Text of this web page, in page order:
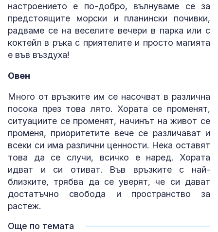
настроението е по-добро, вълнуваме се за
предстоящите морски и планински почивки,
радваме се на веселите вечери в парка или с
коктейл в ръка с приятелите и просто магията
е във въздуха!
Овен
Много от връзките им се насочват в различна
посока през това лято. Хората се променят,
ситуациите се променят, начинът на живот се
променя, приоритетите вече се различават и
всеки си има различни ценности. Нека оставят
това да се случи, всичко е наред. Хората
идват и си отиват. Във връзките с най-
близките, трябва да се уверят, че си дават
достатъчно свобода и пространство за
растеж.
Още по темата